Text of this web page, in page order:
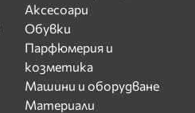
Аксесоари
Обувки
Парфюмерия и
козметика
Машини и оборудване
Материали